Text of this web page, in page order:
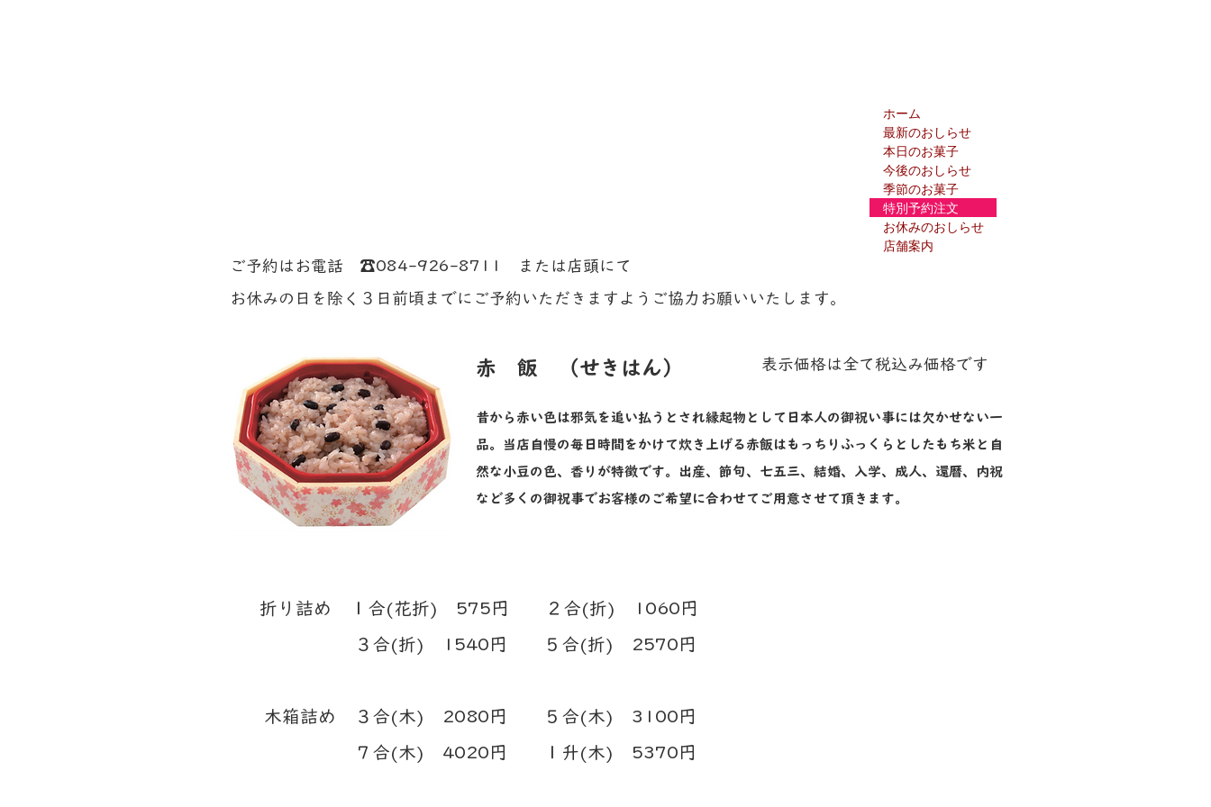
ホーム
最新のおしらせ
本日のお菓子
今後のおしらせ
季節のお菓子
特別予約注文
お休みのおしらせ
店舗案内
ご予約はお電話 ☎084-926-8711 または店頭にて
お休みの日を除く３日前頃までにご予約いただきますようご協力お願いいたします。
赤 飯 （せきはん）
​昔から赤い色は邪気を追い払うとされ縁起物として日本人の御祝い事には欠かせない一
品。当店自慢の毎日時間をかけて炊き上げる赤飯はもっちりふっくらとしたもち米と自
然な小豆の色、香りが特徴です。出産、節句、七五三、結婚、入学、成人、還暦、内祝
など多くの御祝事でお客様のご希望に合わせてご用意させて頂きます。
表示価格は全て税込み価格です
折り詰め １合(花折) 575円 ２合(折) 1060円
３合(折) 1540円 ５合(折) 2570円
木箱詰め ３合(木) 2080円 ５合(木) 3100円
７合(木) 4020円 １升(木) 5370円